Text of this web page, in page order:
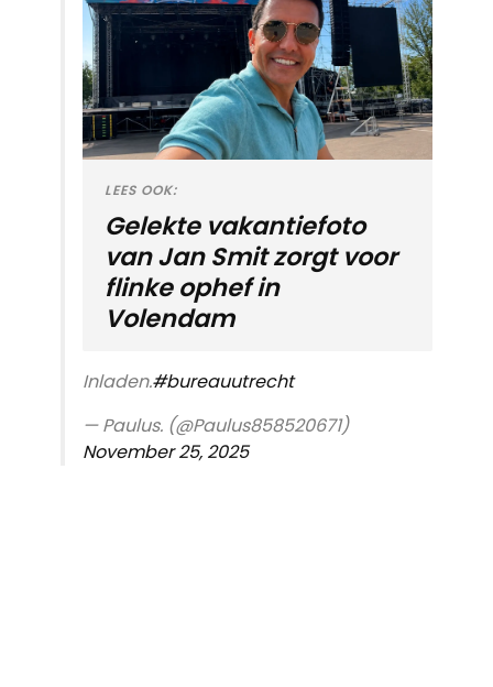
LEES OOK:
Gelekte vakantiefoto
van Jan Smit zorgt voor
flinke ophef in
Volendam
Inladen.#bureauutrecht
— Paulus. (@Paulus858520671)
November 25, 2025